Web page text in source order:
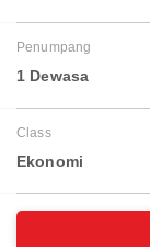
Penumpang
1 Dewasa
Class
Ekonomi